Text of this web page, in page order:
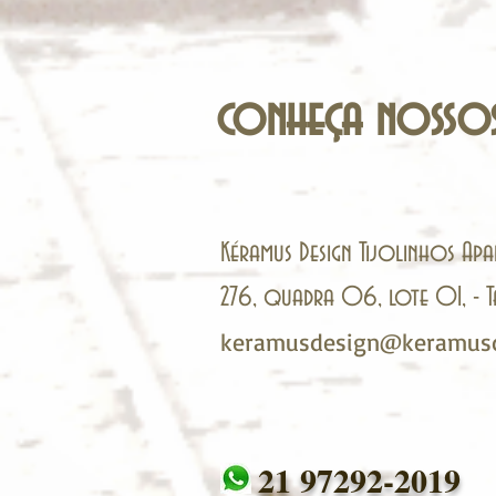
conheça
Kéramus Design Tijolinhos
276, quadra 06, lote 01, -
21 97292-2019